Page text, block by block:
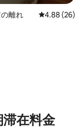
平均評価
離れ レビュー
4.88 (26)
在料⁠金